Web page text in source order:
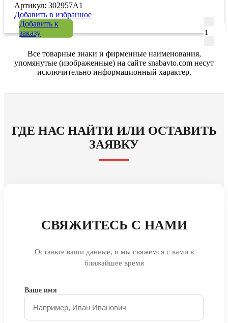
Артикул: 302957A1
Добавить в избранное
Добавить к
заказу
Все товарные знаки и фирменные наименования,
упомянутые (изображенные) на сайте snabavto.com несут
исключительно информационный характер.
ГДЕ НАС НАЙТИ ИЛИ ОСТАВИТЬ
ЗАЯВКУ
СВЯЖИТЕСЬ С НАМИ
Оставьте ваши данные, и мы свяжемся с вами в
ближайшее время
Ваше имя